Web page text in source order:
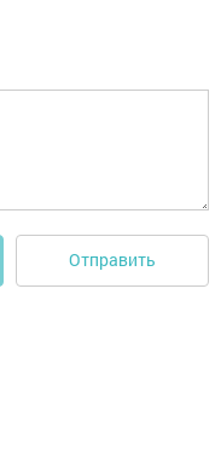
Отправить